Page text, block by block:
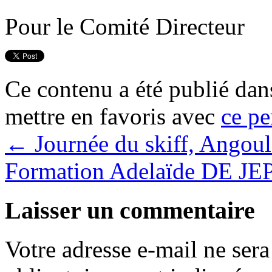
Pour le Comité Directeur
Ce contenu a été publié
mettre en favoris avec ce
← Journée du skiff,
Formation Adelaïde DE
Laisser un commentaire
Votre adresse e-mail ne